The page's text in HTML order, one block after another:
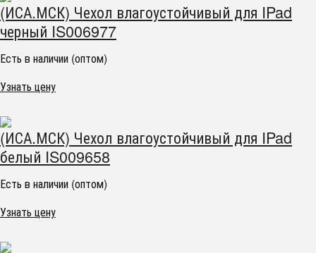
(ИСА.МСК) Чехол влагоустойчивый для IPad
черный IS006977
Есть в наличии (оптом)
Узнать цену
(ИСА.МСК) Чехол влагоустойчивый для IPad
белый IS009658
Есть в наличии (оптом)
Узнать цену